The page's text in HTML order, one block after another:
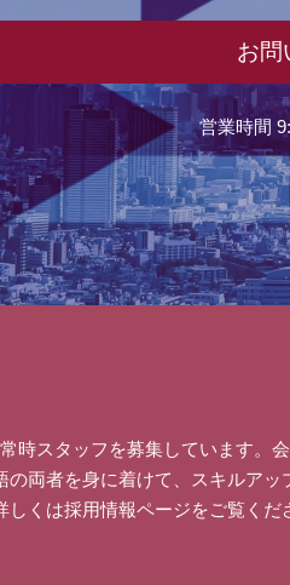
お問
営業時間
時スタッフを募集しています。
両者を身に着けて、スキルアッ
くは採用情報ページをご覧くだ